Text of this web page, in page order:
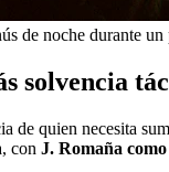
de noche durante un
solvencia
de quien necesita
con J. Romaña